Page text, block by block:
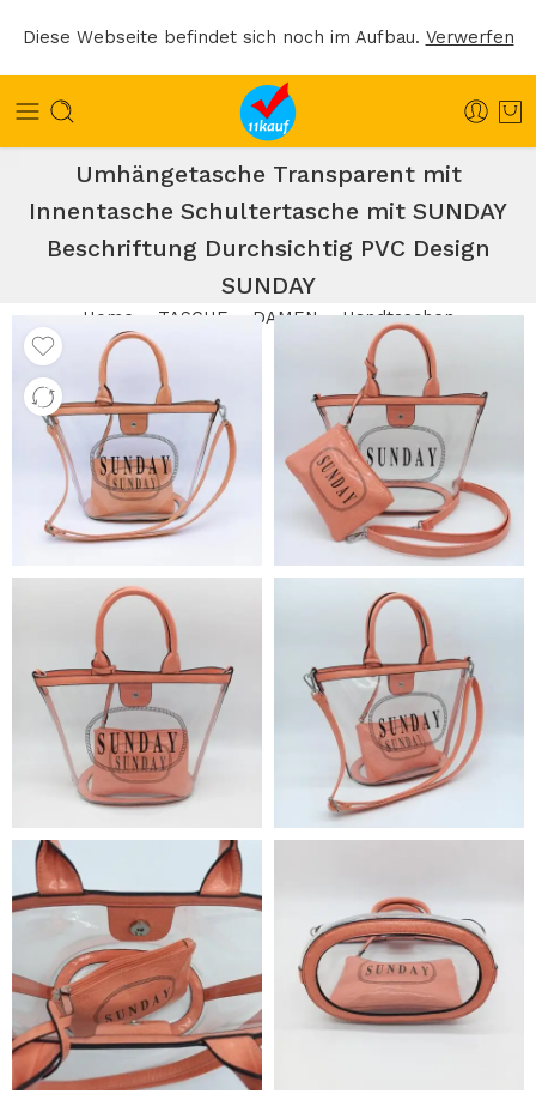
Diese Webseite befindet sich noch im Aufbau. Verwerfen
Tasche Damentasche Handtasche Rosa
Umhängetasche Transparent mit
Innentasche Schultertasche mit SUNDAY
Beschriftung Durchsichtig PVC Design
SUNDAY
Home TASCHE DAMEN Handtaschen